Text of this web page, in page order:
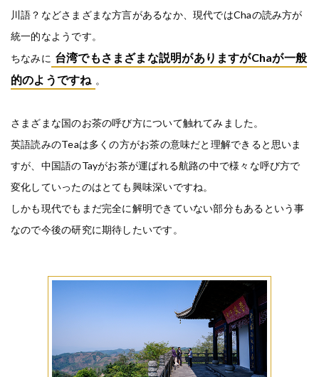
川語？などさまざまな方言があるなか、現代ではChaの読み方が
統一的なようです。
ちなみに 台湾でもさまざまな説明がありますがChaが一般
的のようですね 。
さまざまな国のお茶の呼び方について触れてみました。
英語読みのTeaは多くの方がお茶の意味だと理解できると思いま
すが、中国語のTayがお茶が運ばれる航路の中で様々な呼び方で
変化していったのはとても興味深いですね。
しかも現代でもまだ完全に解明できていない部分もあるという事
なので今後の研究に期待したいです。